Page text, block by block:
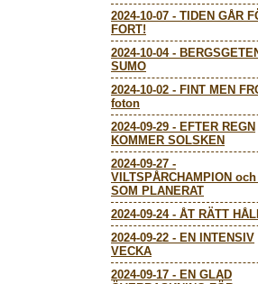
2024-10-07 - TIDEN GÅR
FORT!
2024-10-04-
SUMO
2024-10-02 - FINT MEN
foton
2024-09-29 - EFTER REGN
KOMMER SOLSKEN
2024-09-27 -
VILTSPÅRCHAMPION
SOM PLANERAT
2024-09-24- ÅT RÄTT
2024-09-22 - EN INTENSIV
VECKA
2024-09-17 - EN GLAD